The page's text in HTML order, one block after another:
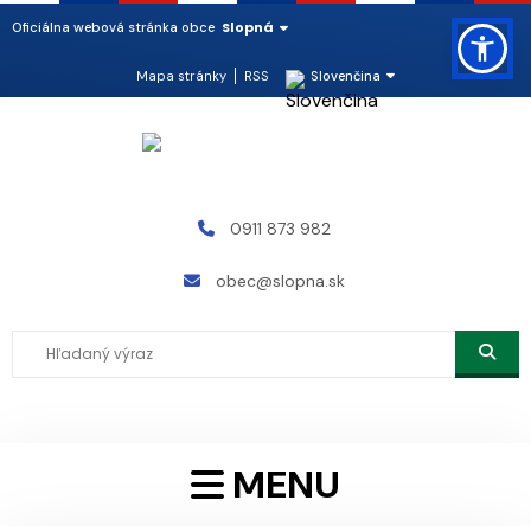
Oficiálna webová stránka obce Slopná
Mapa stránky RSS Slovenčina
0911 873 982
obec@slopna.sk
MENU